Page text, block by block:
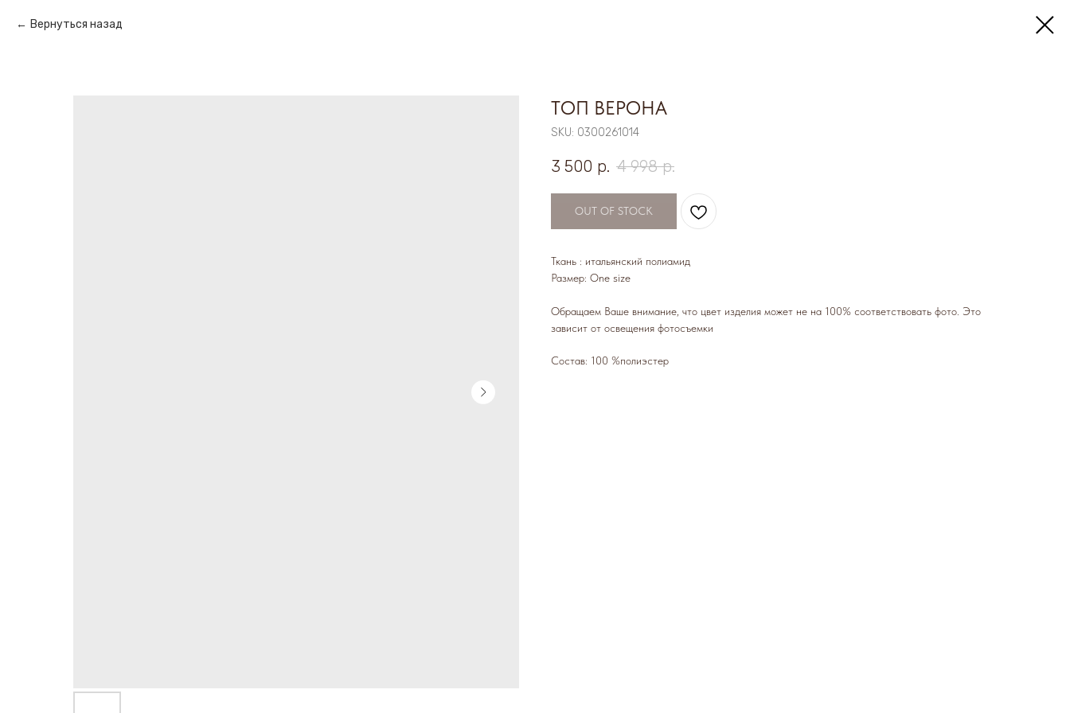
Вернуться назад
ТОП ВЕРОНА
SKU: 0300261014
3 500 р. 4 998 р.
OUT OF STOCK
Ткань : итальянский полиамид
Размер: One size
Обращаем Ваше внимание, что цвет изделия может не на 100% соответствовать фото. Это
зависит от освещения фотосъемки
Состав: 100 %полиэстер